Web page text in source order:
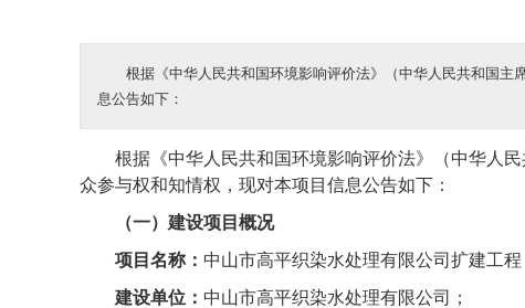
根据《中华人民共和国环境影响评价法》（中华人民共和国
息公告如下：
根据《中华人民共和国环境影响评价法》（中华人
众参与权和知情权，现对本项目信息公告如下：
（一）建设项目概况
项目名称： 中山市高平织染水处理有限公司扩建工程
建设单位： 中山市高平织染水处理有限公司；